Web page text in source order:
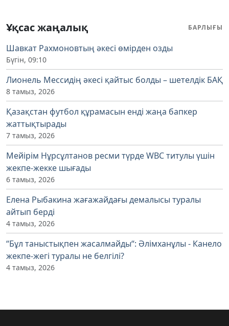
Ұқсас жаңалық БАРЛЫҒЫ
Шавкат Рахмоновтың әкесі өмірден озды
Бүгін, 09:10
Лионель Мессидің әкесі қайтыс болды – шетелдік БАҚ
8 тамыз, 2026
Қазақстан футбол құрамасын енді жаңа бапкер
жаттықтырады
7 тамыз, 2026
Мейірім Нұрсұлтанов ресми түрде WBC титулы үшін
жекпе-жекке шығады
6 тамыз, 2026
Елена Рыбакина жағажайдағы демалысы туралы
айтып берді
4 тамыз, 2026
“Бұл таныстықпен жасалмайды“: Әлімханұлы - Канело
жекпе-жегі туралы не белгілі?
4 тамыз, 2026